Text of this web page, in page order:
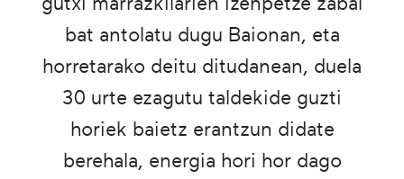
bat antolatu dugu Baionan, eta
horretarako deitu ditudanean, duela
30 urte ezagutu taldekide guzti
horiek baietz erantzun didate
berehala, energia hori hor dago